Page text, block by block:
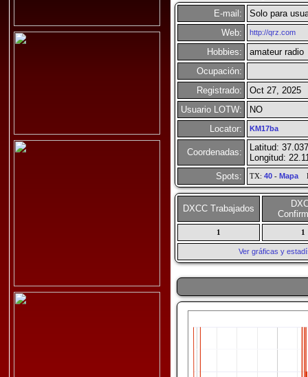
E-mail:
Solo para
Web:
http://qrz.com
Hobbies:
amateur radio
Ocupación:
Registrado:
Oct 27, 2025
Usuario LOTW:
NO
Locator:
KM17ba
Coordenadas:
Latitud:
Longitud:
Spots:
TX: 40- Mapa
DXCC Trabajados
1 1
Ver gráficas y